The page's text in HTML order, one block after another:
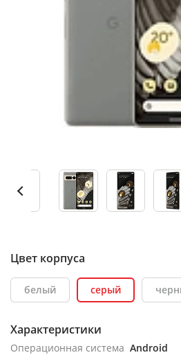
Цвет корпуса
белый серый
Характеристики
Операционная система Android